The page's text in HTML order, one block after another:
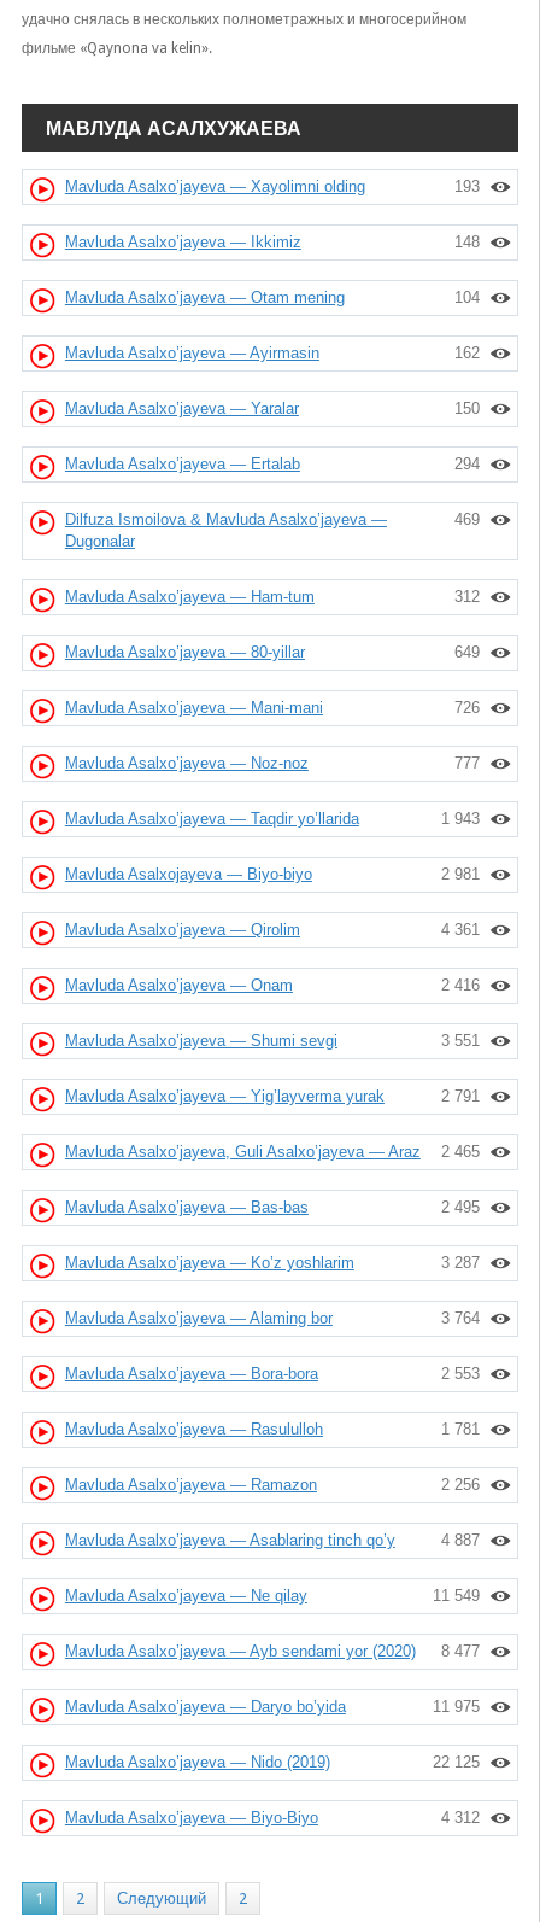
удачно снялась в нескольких полнометражных и многосерийном
фильме «Qaynona va kelin».
МАВЛУДА АСАЛХУЖАЕВА
193
Mavluda Asalxo’jayeva — Xayolimni olding
148
Mavluda Asalxo’jayeva — Ikkimiz
104
Mavluda Asalxo’jayeva — Otam mening
162
Mavluda Asalxo’jayeva — Ayirmasin
150
Mavluda Asalxo’jayeva — Yaralar
294
Mavluda Asalxo’jayeva — Ertalab
469
Dilfuza Ismoilova & Mavluda Asalxo’jayeva —
Dugonalar
312
Mavluda Asalxo’jayeva — Ham-tum
649
Mavluda Asalxo’jayeva — 80-yillar
726
Mavluda Asalxo’jayeva — Mani-mani
777
Mavluda Asalxo’jayeva — Noz-noz
1 943
Mavluda Asalxo’jayeva — Taqdir yo’llarida
2 981
Mavluda Asalxojayeva — Biyo-biyo
4 361
Mavluda Asalxo’jayeva — Qirolim
2 416
Mavluda Asalxo’jayeva — Onam
3 551
Mavluda Asalxo’jayeva — Shumi sevgi
2 791
Mavluda Asalxo’jayeva — Yig’layverma yurak
2 465
Mavluda Asalxo’jayeva, Guli Asalxo’jayeva — Araz
2 495
Mavluda Asalxo’jayeva — Bas-bas
3 287
Mavluda Asalxo’jayeva — Ko’z yoshlarim
3 764
Mavluda Asalxo’jayeva — Alaming bor
2 553
Mavluda Asalxo’jayeva — Bora-bora
1 781
Mavluda Asalxo’jayeva — Rasululloh
2 256
Mavluda Asalxo’jayeva — Ramazon
4 887
Mavluda Asalxo’jayeva — Asablaring tinch qo’y
11 549
Mavluda Asalxo’jayeva — Ne qilay
8 477
Mavluda Asalxo’jayeva — Ayb sendami yor (2020)
11 975
Mavluda Asalxo’jayeva — Daryo bo’yida
22 125
Mavluda Asalxo’jayeva — Nido (2019)
4 312
Mavluda Asalxo’jayeva — Biyo-Biyo
1 2 Следующий 2